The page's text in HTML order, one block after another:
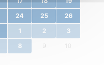
24 25 26
1 2 3
8 9 10